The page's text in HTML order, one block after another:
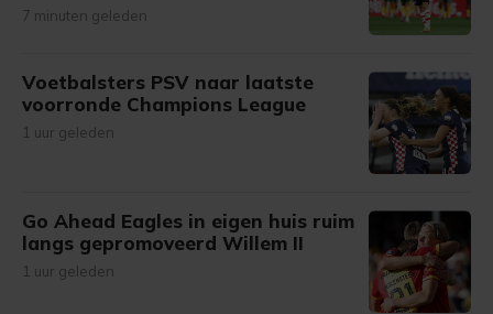
7 minuten geleden
Voetbalsters PSV naar laatste
voorronde Champions League
1 uur geleden
Go Ahead Eagles in eigen huis ruim
langs gepromoveerd Willem II
1 uur geleden